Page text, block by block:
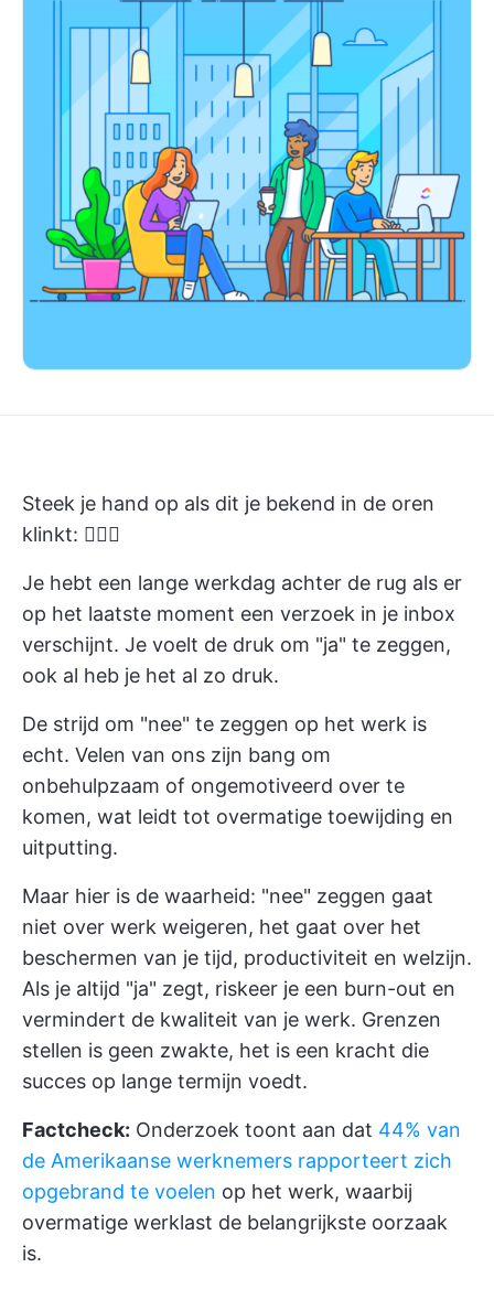
Steek je hand op als dit je bekend in de oren
klinkt: 🙋🏻‍♀️
Je hebt een lange werkdag achter de rug als er
op het laatste moment een verzoek in je inbox
verschijnt. Je voelt de druk om "ja" te zeggen,
ook al heb je het al zo druk.
De strijd om "nee" te zeggen op het werk is
echt. Velen van ons zijn bang om
onbehulpzaam of ongemotiveerd over te
komen, wat leidt tot overmatige toewijding en
uitputting.
Maar hier is de waarheid: "nee" zeggen gaat
niet over werk weigeren, het gaat over het
beschermen van je tijd, productiviteit en welzijn.
Als je altijd "ja" zegt, riskeer je een burn-out en
vermindert de kwaliteit van je werk. Grenzen
stellen is geen zwakte, het is een kracht die
succes op lange termijn voedt.
Factcheck: Onderzoek toont aan dat 44% van
de Amerikaanse werknemers rapporteert zich
opgebrand te voelen op het werk, waarbij
overmatige werklast de belangrijkste oorzaak
is.